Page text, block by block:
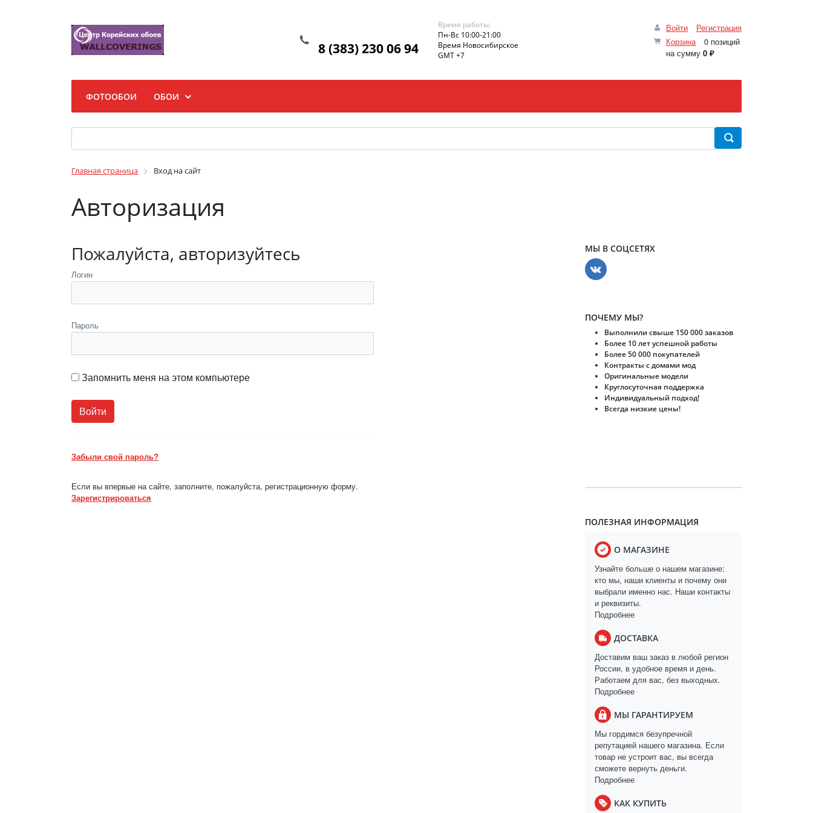
Войти
Регистрация
Корзина
0 позиций
на сумму 0 ₽
8 (383) 230 06 94
Время работы:
Пн-Вс 10:00-21:00
Время Новосибирское
GMT +7
ФОТООБОИ ОБОИ
Главная страница Вход на сайт
Авторизация
Пожалуйста, авторизуйтесь
Логин
Пароль
Запомнить меня на этом компьютере
Забыли свой пароль?
Если вы впервые на сайте, заполните, пожалуйста, регистрационную форму.
Зарегистрироваться
МЫ В СОЦСЕТЯХ
ПОЧЕМУ МЫ?
Выполнили свыше 150 000 заказов
Более 10 лет успешной работы
Более 50 000 покупателей
Контракты с домами мод
Оригинальные модели
Круглосуточная поддержка
Индивидуальный подход!
Всегда низкие цены!
ПОЛЕЗНАЯ ИНФОРМАЦИЯ
О МАГАЗИНЕ
Узнайте больше о нашем магазине:
кто мы, наши клиенты и почему они
выбрали именно нас. Наши контакты
и реквизиты.
Подробнее
ДОСТАВКА
Доставим ваш заказ в любой регион
России, в удобное время и день.
Работаем для вас, без выходных.
Подробнее
МЫ ГАРАНТИРУЕМ
Мы гордимся безупречной
репутацией нашего магазина. Если
товар не устроит вас, вы всегда
сможете вернуть деньги.
Подробнее
КАК КУПИТЬ